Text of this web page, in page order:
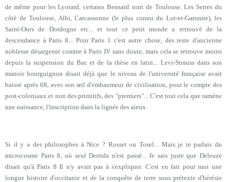
de même pour les Lyotard, certains Bensaïd sont de Toulouse. Les Serres du
côté de Toulouse, Albi, Carcassonne (le plus connu du Lot-et-Garonne), les
Saint-Ours de Dordogne etc... et tout ce petit monde a retrouvé de la
descendance à Paris 8... Pour Paris 1 c'est autre chose, des reste d'ancienne
noblesse désargenté comme à Paris IV sans doute, mais cela se retrouve moins
depuis la suspension du Bac et de la thèse en latin... Levi-Strauss dans son
manoir bourguignon disait déjà que le niveau de l'université française avait
baissé après 68, avec son œil d'embaumeur de civilisation, pour le compte des
post-coloniaux et non des primitifs, des "premiers"... C'est tout cela que ramène
une naissance, l'inscription dans la lignée des aïeux.
Si il y a des philosophes à Nice ? Rosset ou Tosel... Mais je te parlais du
microcosme Paris 8, où seul Derrida n'est passé... Je sais juste que Deleuze
disait qu'à Paris 8 Il n'y avait pas à s'expliquer. C'est en fait pour moi une
longue histoire d'occitanie et de la conquête de terre sous prétexte d'hérésie